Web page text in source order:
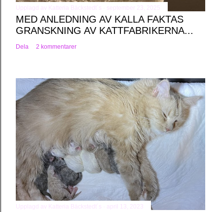
Upplagd av Katteria Bäckstedt´s september 23, 2025
MED ANLEDNING AV KALLA FAKTAS
GRANSKNING AV KATTFABRIKERNA...
Dela 2 kommentarer
Upplagd av Katteria Bäckstedt´s april 13, 2023